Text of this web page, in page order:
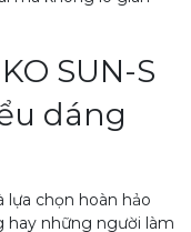
SUN-S
dáng
lựa chọn hoàn hảo
hay những người làm